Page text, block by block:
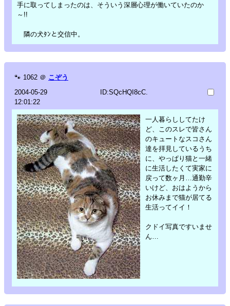
手に取ってしまったのは、そういう深層心理が働いていたのか
～!!
隣の犬ﾀﾝと交信中。
🐾 1062 ＠ こぞう
2004-05-29
12:01:22
ID:SQcHQI8cC.
一人暮らししてたけ
ど、このスレで皆さん
のキュートなスコさん
達を拝見しているうち
に、やっぱり猫と一緒
に生活したくて実家に
戻って数ヶ月…通勤辛
いけど、おはようから
お休みまで猫が居てる
生活ってイイ！
クドイ写真ですいませ
ん…